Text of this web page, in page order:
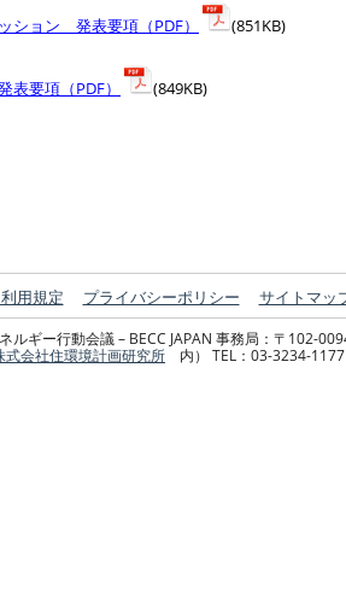
ション 発表要項（PDF） (851KB)
要項（PDF） (849KB)
用規定 プライバシーポリシー サイトマッ
ギー行動会議 – BECC JAPAN 事務局：〒102-
式会社住環境計画研究所 内） TEL：03-3234-1177